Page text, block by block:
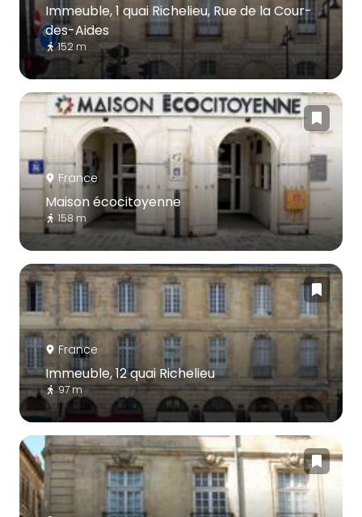
Immeuble, 1 quai Richelieu, Rue de la Cour-
des-Aides
152 m
France
Maison écocitoyenne
158 m
France
Immeuble, 12 quai Richelieu
97 m